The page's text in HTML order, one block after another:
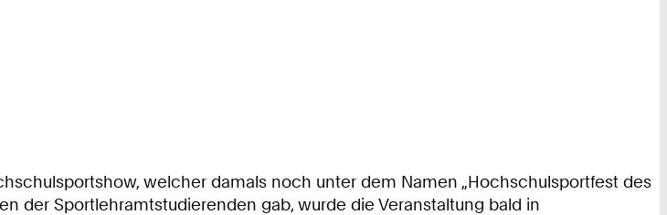
welcher damals noch unter dem Namen „Hochschulsportfest des
der Sportlehramtstudierenden gab, wurde die Veranstaltung bald in